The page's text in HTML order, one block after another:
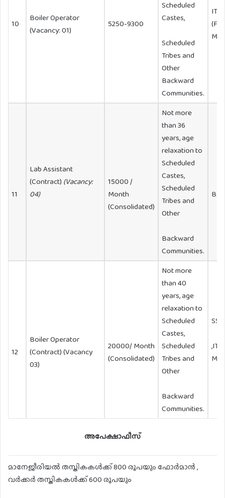
10
Boiler Operator
(Vacancy: 01)
5250-9300
Scheduled
Castes,
Scheduled
Tribes and
Other
Backward
Communities.
ITI
11
Lab Assistant
(Contract) (Vacancy:
04)
15000 /
Month
(Consolidated)
Not more
than 36
years, age
relaxation to
Scheduled
Castes,
Scheduled
Tribes and
Other
Backward
Communities.
B.
12
Boiler Operator
(Contract) (Vacancy
03)
20000/ Month
(Consolidated)
Not more
than 40
years, age
relaxation to
Scheduled
Castes,
Scheduled
Tribes and
Other
Backward
Communities.
അപേക്ഷാഫീസ്
മാനേജീരിയൽ തസ്തികകൾക്ക് 800 രൂപയും ഫോർമാൻ ,
വർക്കർ തസ്തികകൾക്ക് 600 രൂപയും